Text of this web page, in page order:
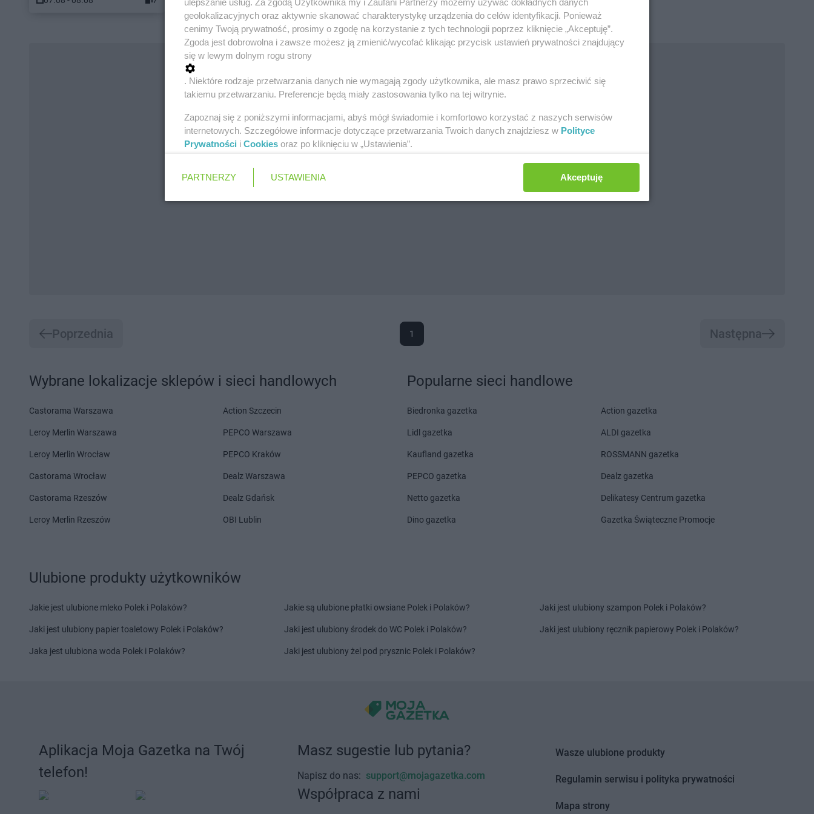
Poprzednia 1 Następna
Wybrane lokalizacje sklepów i sieci handlowych
Castorama Warszawa
Leroy Merlin Warszawa
Leroy Merlin Wrocław
Castorama Wrocław
Castorama Rzeszów
Leroy Merlin Rzeszów
Action Szczecin
PEPCO Warszawa
PEPCO Kraków
Dealz Warszawa
Dealz Gdańsk
OBI Lublin
Popularne sieci handlowe
Biedronka gazetka
Lidl gazetka
Kaufland gazetka
PEPCO gazetka
Netto gazetka
Dino gazetka
Action gazetka
ALDI gazetka
ROSSMANN gazetka
Dealz gazetka
Delikatesy Centrum gazetka
Gazetka Świąteczne Promocje
Ulubione produkty użytkowników
Jakie jest ulubione mleko Polek i Polaków?
Jaki jest ulubiony papier toaletowy Polek i Polaków?
Jaka jest ulubiona woda Polek i Polaków?
Jakie są ulubione płatki owsiane Polek i Polaków?
Jaki jest ulubiony środek do WC Polek i Polaków?
Jaki jest ulubiony żel pod prysznic Polek i Polaków?
Jaki jest ulubiony szampon Polek i Polaków?
Jaki jest ulubiony ręcznik papierowy Polek i Polaków?
Aplikacja Moja Gazetka na Twój
telefon!
Masz sugestie lub pytania?
Napisz do nas: support@mojagazetka.com
Współpraca z nami
Wasze ulubione produkty
Regulamin serwisu i polityka prywatności
Mapa strony
ulepszanie usług. Za zgodą Użytkownika my i Zaufani Partnerzy możemy używać dokładnych danych
geolokalizacyjnych oraz aktywnie skanować charakterystykę urządzenia do celów identyfikacji. Ponieważ
cenimy Twoją prywatność, prosimy o zgodę na korzystanie z tych technologii poprzez kliknięcie „Akceptuję”.
Zgoda jest dobrowolna i zawsze możesz ją zmienić/wycofać klikając przycisk ustawień prywatności znajdujący
się w lewym dolnym rogu strony
. Niektóre rodzaje przetwarzania danych nie wymagają zgody użytkownika, ale masz prawo sprzeciwić się
takiemu przetwarzaniu. Preferencje będą miały zastosowania tylko na tej witrynie.
Zapoznaj się z poniższymi informacjami, abyś mógł świadomie i komfortowo korzystać z naszych serwisów
internetowych. Szczegółowe informacje dotyczące przetwarzania Twoich danych znajdziesz w Polityce
Prywatności i Cookies oraz po kliknięciu w „Ustawienia”.
PARTNERZY USTAWIENIA Akceptuję